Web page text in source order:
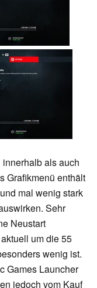
als auch
Grafikmenü enthält
mal wenig stark
Sehr
Neustart
um die 55
wenig ist.
Games Launcher
jedoch vom Kauf